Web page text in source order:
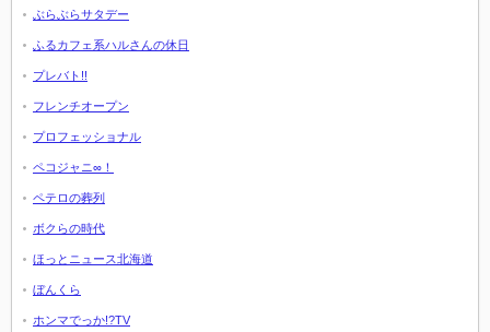
ぶらぶらサタデー
ふるカフェ系ハルさんの休日
プレバト!!
フレンチオープン
プロフェッショナル
ペコジャニ∞！
ペテロの葬列
ボクらの時代
ほっとニュース北海道
ぼんくら
ホンマでっか!?TV